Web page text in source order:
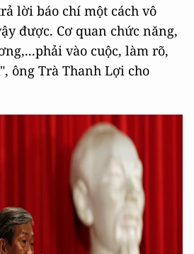
lời báo chí một cách vô
được. Cơ quan chức năng,
vào cuộc, làm rõ,
ông Trà Thanh Lợi cho